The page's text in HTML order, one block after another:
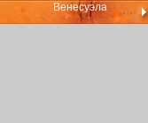
Венесуэла